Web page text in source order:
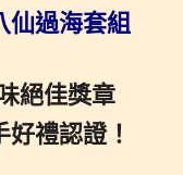
仙過海套組
絕佳獎章
好禮認證！